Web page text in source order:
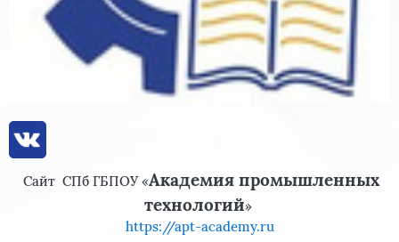
Сайт СПб ГБПОУ «Академия промышленных
технологий»
https://apt-academy.ru